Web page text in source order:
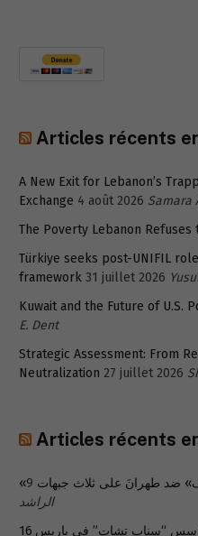
Articles récents
A New Exit for Lebanon’s
Exchange 4 août 2026 Samara
The Poverty Lebanon Refuses
Türkiye seeks post-UNIFIL
framework 31 juillet 2026
Kuwait and the Future of U.S.
E. Dent
Strategic Assessment: From
Neutralization 27 juillet 2026
Articles récents
ضد طهرانَ على ثلاث جبهات
الراشد
رودولف سعادة اشترى منزل مؤسس “سناب تشات” في باريس 16